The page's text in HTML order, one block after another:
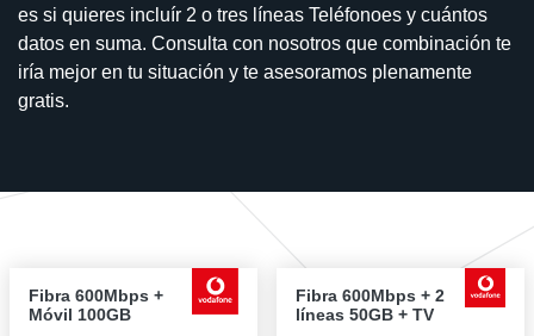
es si quieres incluír 2 o tres líneas Teléfonoes y cuántos
datos en suma. Consulta con nosotros que combinación te
iría mejor en tu situación y te asesoramos plenamente
gratis.
Fibra 600Mbps +
Móvil 100GB
Fibra 600Mbps + 2
líneas 50GB + TV